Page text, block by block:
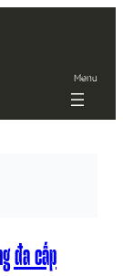
Menu
đa cấp